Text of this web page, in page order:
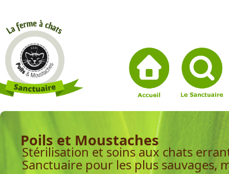
Poils et Moustaches
Stérilisation et soins aux chats
Sanctuaire pour les plus sauvages,